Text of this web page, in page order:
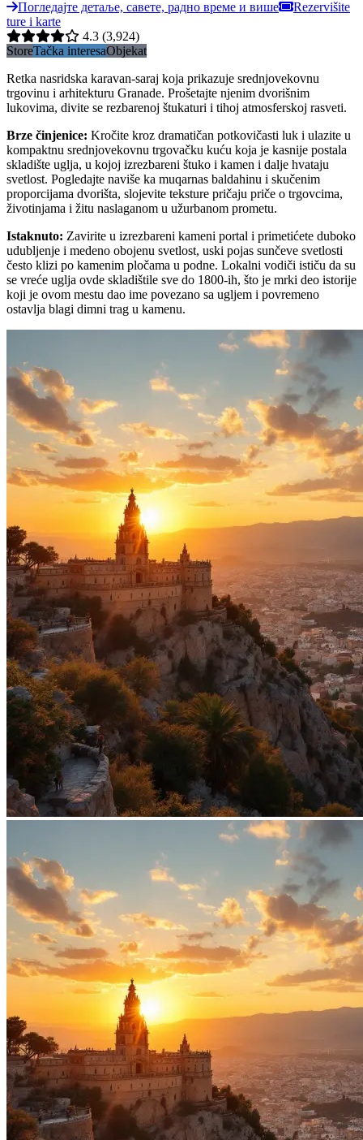
Погледајте детаље, савете, радно време и више
Rezervišite
ture i karte
4.3 (3,924)
StoreTačka interesaObjekat
Retka nasridska karavan-saraj koja prikazuje srednjovekovnu
trgovinu i arhitekturu Granade. Prošetajte njenim dvorišnim
lukovima, divite se rezbarenoj štukaturi i tihoj atmosferskoj rasveti.
Brze činjenice: Kročite kroz dramatičan potkovičasti luk i ulazite u
kompaktnu srednjovekovnu trgovačku kuću koja je kasnije postala
skladište uglja, u kojoj izrezbareni štuko i kamen i dalje hvataju
svetlost. Pogledajte naviše ka muqarnas baldahinu i skučenim
proporcijama dvorišta, slojevite teksture pričaju priče o trgovcima,
životinjama i žitu naslaganom u užurbanom prometu.
Istaknuto: Zavirite u izrezbareni kameni portal i primetićete duboko
udubljenje i medeno obojenu svetlost, uski pojas sunčeve svetlosti
često klizi po kamenim pločama u podne. Lokalni vodiči ističu da su
se vreće uglja ovde skladištile sve do 1800-ih, što je mrki deo istorije
koji je ovom mestu dao ime povezano sa ugljem i povremeno
ostavlja blagi dimni trag u kamenu.